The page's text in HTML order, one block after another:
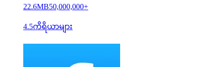
22.6MB50,000,000+
4.5ကိရိယာများ